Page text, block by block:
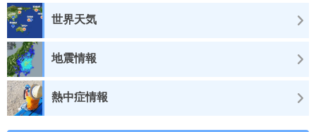
世界天気
地震情報
熱中症情報